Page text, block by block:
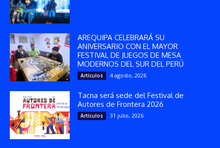
AREQUIPA CELEBRARÁ SU
ANIVERSARIO CON EL MAYOR
FESTIVAL DE JUEGOS DE MESA
MODERNOS DEL SUR DEL PERÚ
Artículos 4 agosto, 2026
Tacna será sede del Festival de
Autores de Frontera 2026
Artículos 31 julio, 2026